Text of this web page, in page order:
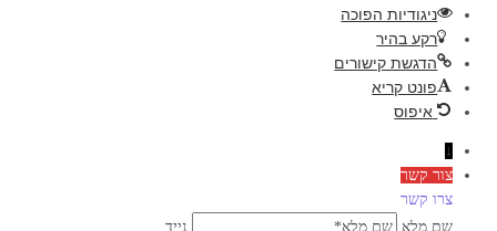
ניגודיות הפוכה
רקע בהיר
הדגשת קישורים
פונט קריא
איפוס
↓
צור קשר
צרו קשר
שם מלא
נייד